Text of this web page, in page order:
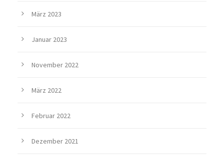
März 2023
Januar 2023
November 2022
März 2022
Februar 2022
Dezember 2021